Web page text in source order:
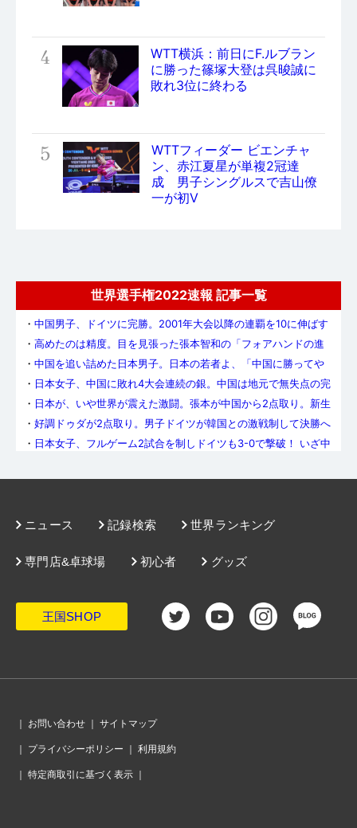
4
WTT横浜：前日にF.ルブラン
に勝った篠塚大登は呉晙誠に
敗れ3位に終わる
5
WTTフィーダー ビエンチャ
ン、赤江夏星が単複2冠達
成 男子シングルスで吉山僚
一が初V
世界選手権2022速報 記事一覧
・ 中国男子、ドイツに完勝。2001年大会以降の連覇を10に伸ばす
・ 高めたのは精度。目を見張った張本智和の「フォアハンドの進
・ 中国を追い詰めた日本男子。日本の若者よ、「中国に勝ってや
・ 日本女子、中国に敗れ4大会連続の銀。中国は地元で無失点の完
・ 日本が、いや世界が震えた激闘。張本が中国から2点取り。新生
・ 好調ドゥダが2点取り。男子ドイツが韓国との激戦制して決勝へ
・ 日本女子、フルゲーム2試合を制しドイツも3-0で撃破！ いざ中
・中国女子の強さ、まざまざ。タイペイ寄せ付けず、無失点で決
・ 決戦の金曜日。日本男子はポルトガルとメダルを懸けて激突。
女子は準決勝でドイツと対戦
メダル以上が確定
・中国とドイツがあっという間に完勝。男子で8強出揃う
・日本女子、強さ見せつけ韓国も完封。準々決勝ではスロバキア
と再戦
日本男女とも8強進出。決勝T初日、1回戦12試合の結果
・会場のフロアは、強い光が照りつける「常夏」の空間
・日本女子、いきなり日韓決戦。決勝トーナメントのドローはこ
日本男子の初戦はブラジル。準決勝で中国と当たるドローに！
グループ1位通過
・グループリーグが終了。男女各グループの結果
ニュース 記録検索 世界ランキング
グッズ
専門店&卓球場 初心者
王国SHOP
｜ お問い合わせ ｜ サイトマップ
｜ プライバシーポリシー ｜ 利用規約
｜ 特定商取引に基づく表示 ｜